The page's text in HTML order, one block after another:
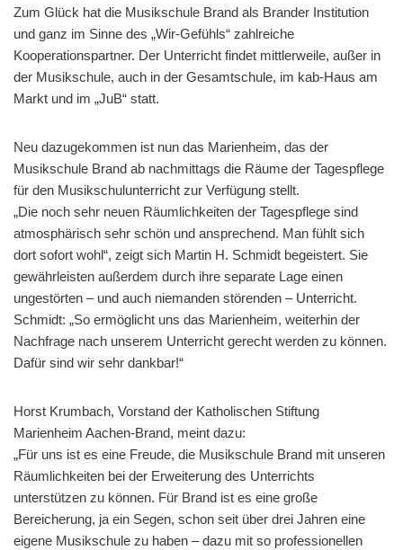
Zum Glück hat die Musikschule Brand als Brander Institution
und ganz im Sinne des „Wir-Gefühls“ zahlreiche
Kooperationspartner. Der Unterricht findet mittlerweile, außer in
der Musikschule, auch in der Gesamtschule, im kab-Haus am
Markt und im „JuB“ statt.
Neu dazugekommen ist nun das Marienheim, das der
Musikschule Brand ab nachmittags die Räume der Tagespflege
für den Musikschulunterricht zur Verfügung stellt.
„Die noch sehr neuen Räumlichkeiten der Tagespflege sind
atmosphärisch sehr schön und ansprechend. Man fühlt sich
dort sofort wohl“, zeigt sich Martin H. Schmidt begeistert. Sie
gewährleisten außerdem durch ihre separate Lage einen
ungestörten – und auch niemanden störenden – Unterricht.
Schmidt: „So ermöglicht uns das Marienheim, weiterhin der
Nachfrage nach unserem Unterricht gerecht werden zu können.
Dafür sind wir sehr dankbar!“
Horst Krumbach, Vorstand der Katholischen Stiftung
Marienheim Aachen-Brand, meint dazu:
„Für uns ist es eine Freude, die Musikschule Brand mit unseren
Räumlichkeiten bei der Erweiterung des Unterrichts
unterstützen zu können. Für Brand ist es eine große
Bereicherung, ja ein Segen, schon seit über drei Jahren eine
eigene Musikschule zu haben – dazu mit so professionellen